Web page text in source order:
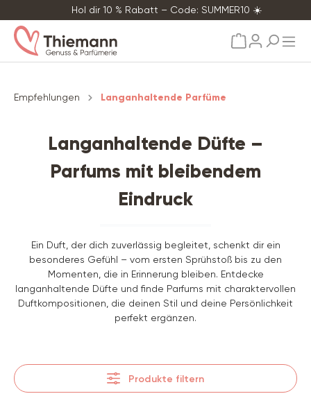
Hol dir 10 % Rabatt – Code: SUMMER10 ☀️
Empfehlungen Langanhaltende Parfüme
Langanhaltende Düfte –
Parfums mit bleibendem
Eindruck
Ein Duft, der dich zuverlässig begleitet, schenkt dir ein
besonderes Gefühl – vom ersten Sprühstoß bis zu den
Momenten, die in Erinnerung bleiben. Entdecke
langanhaltende Düfte und finde Parfums mit charaktervollen
Duftkompositionen, die deinen Stil und deine Persönlichkeit
perfekt ergänzen.
Produkte filtern